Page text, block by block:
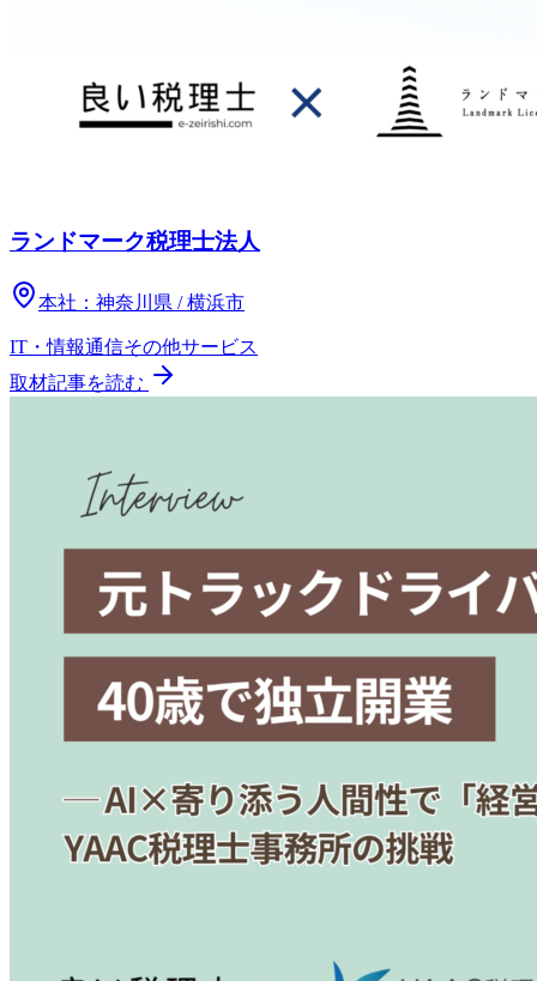
ランドマーク税理士法人
本社： 神奈川県 / 横浜市
IT・情報通信その他サービス
取材記事を読む